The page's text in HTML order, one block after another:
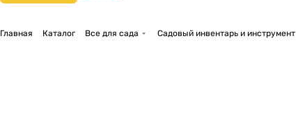
Главная Каталог Все для сада Садовый инвентарь и инструмент